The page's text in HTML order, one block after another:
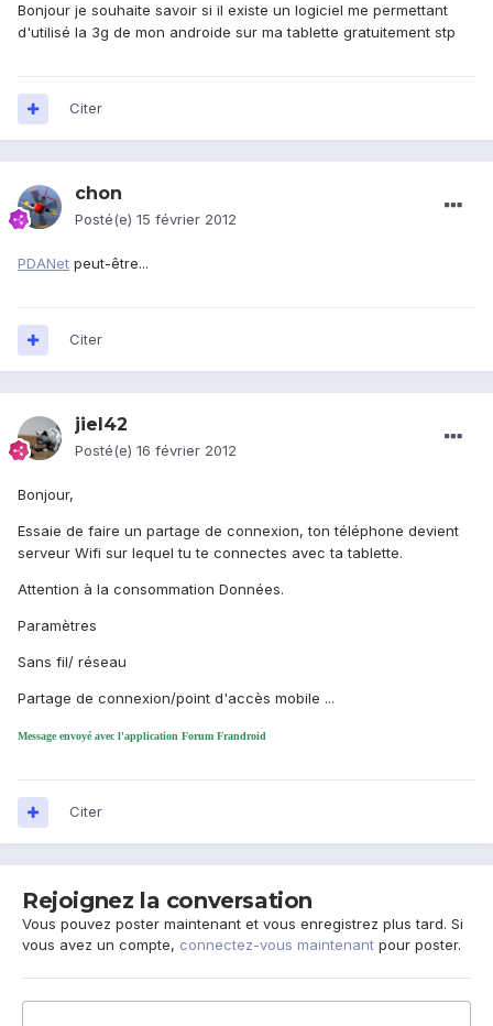
Bonjour je souhaite savoir si il existe un logiciel me permettant
d'utilisé la 3g de mon androide sur ma tablette gratuitement stp
Citer
chon
Posté(e) 15 février 2012
PDANet peut-être...
Citer
jiel42
Posté(e) 16 février 2012
Bonjour,
Essaie de faire un partage de connexion, ton téléphone devient
serveur Wifi sur lequel tu te connectes avec ta tablette.
Attention à la consommation Données.
Paramètres
Sans fil/ réseau
Partage de connexion/point d'accès mobile ...
Message envoyé avec l'application Forum Frandroid
Citer
Rejoignez la conversation
Vous pouvez poster maintenant et vous enregistrez plus tard. Si
vous avez un compte, connectez-vous maintenant pour poster.